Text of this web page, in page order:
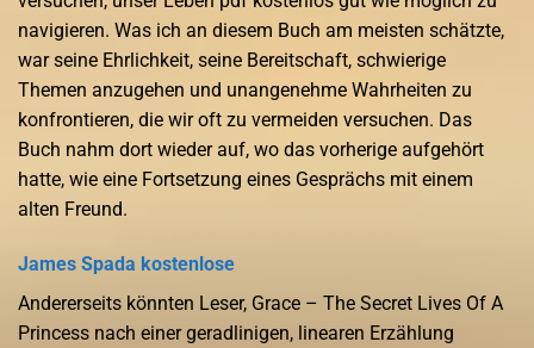
navigieren. Was ich an diesem Buch am meisten schätzte,
war seine Ehrlichkeit, seine Bereitschaft, schwierige
Themen anzugehen und unangenehme Wahrheiten zu
konfrontieren, die wir oft zu vermeiden versuchen. Das
Buch nahm dort wieder auf, wo das vorherige aufgehört
hatte, wie eine Fortsetzung eines Gesprächs mit einem
alten Freund.
James Spada kostenlose
Andererseits könnten Leser, Grace – The Secret Lives Of A
Princess nach einer geradlinigen, linearen Erzählung